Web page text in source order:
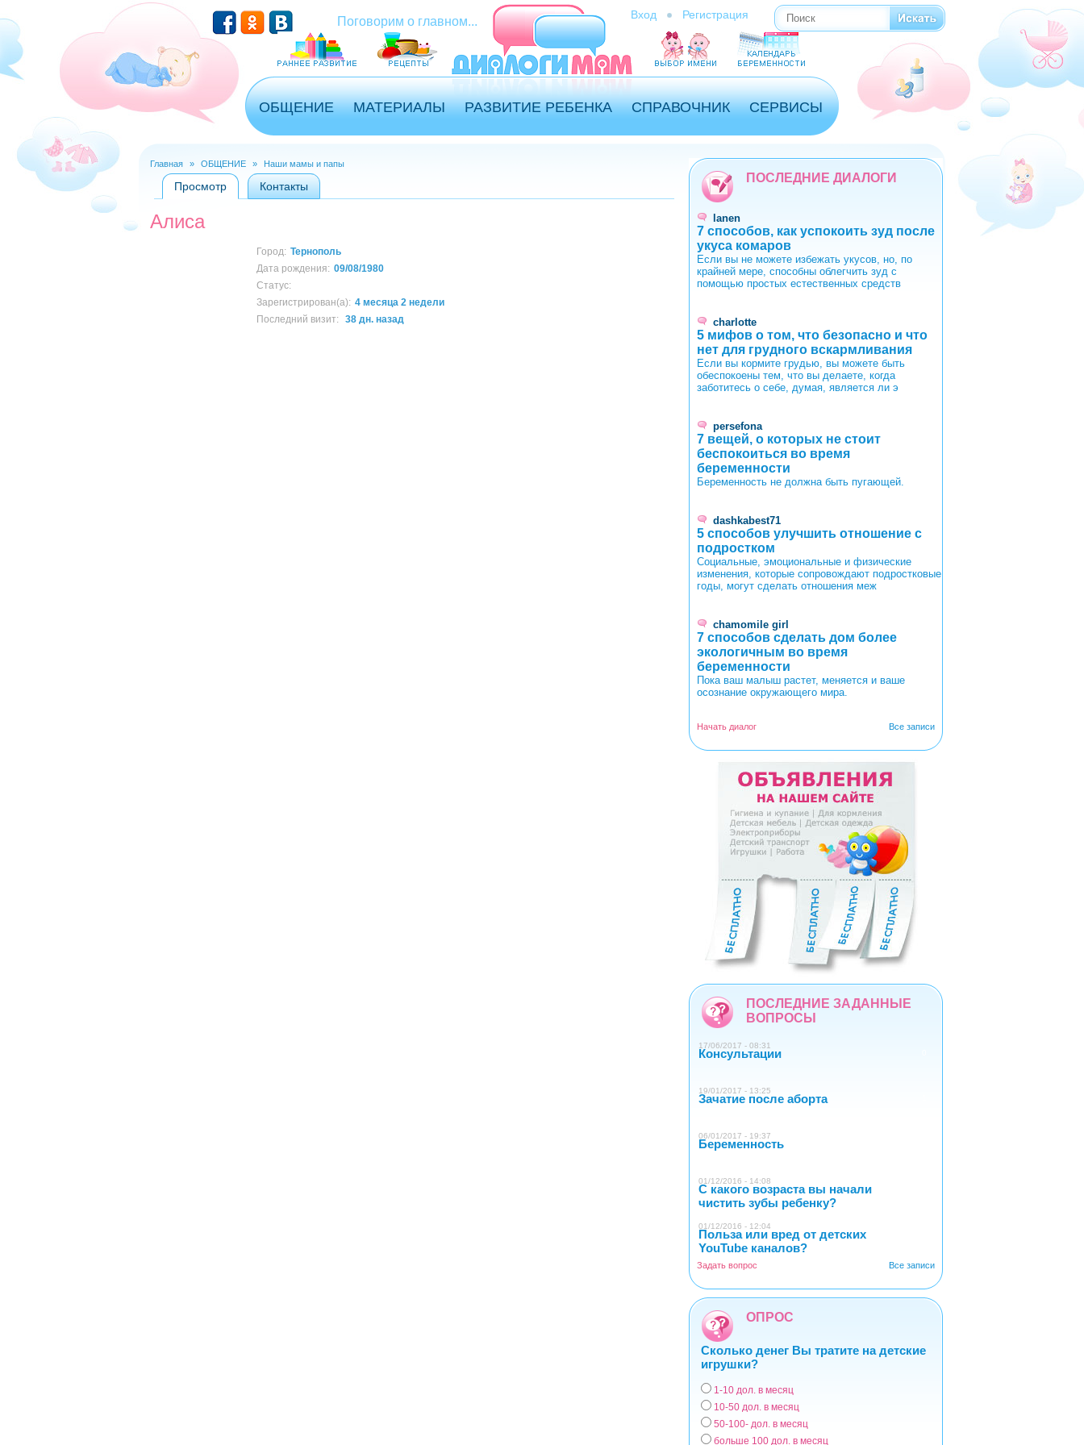
Перейти к основному содержанию
Поговорим о главном... Вход Регистрация Форма поиска
Поиск
ОБЩЕНИЕ МАТЕРИАЛЫ РАЗВИТИЕ РЕБЕНКА СПРАВОЧНИК СЕРВИСЫ
Вы здесь
Главная » ОБЩЕНИЕ » Наши мамы и папы
Главные вкладки
Просмотр (активная вкладка)
Контакты
Алиса
Город: Тернополь
Дата рождения: 09/08/1980
Статус:
Зарегистрирован(а): 4 месяца 2 недели
Последний визит:
38 дн. назад
ПОСЛЕДНИЕ ДИАЛОГИ
lanen
7 способов, как успокоить зуд после
укуса комаров
Если вы не можете избежать укусов, но, по
крайней мере, способны облегчить зуд с
помощью простых естественных средств
charlotte
5 мифов о том, что безопасно и что
нет для грудного вскармливания
Если вы кормите грудью, вы можете быть
обеспокоены тем, что вы делаете, когда
заботитесь о себе, думая, является ли э
persefona
7 вещей, о которых не стоит
беспокоиться во время
беременности
Беременность не должна быть пугающей.
dashkabest71
5 способов улучшить отношение с
подростком
Социальные, эмоциональные и физические
изменения, которые сопровождают подростковые
годы, могут сделать отношения меж
chamomile girl
7 способов сделать дом более
экологичным во время
беременности
Пока ваш малыш растет, меняется и ваше
осознание окружающего мира.
Все записи
Начать диалог
0123456789
ПОСЛЕДНИЕ ЗАДАННЫЕ
ВОПРОСЫ
17/06/2017 - 08:31
Консультации
19/01/2017 - 13:25
Зачатие после аборта
06/01/2017 - 19:37
Беременность
01/12/2016 - 14:08
С какого возраста вы начали
чистить зубы ребенку?
01/12/2016 - 12:04
Польза или вред от детских
YouTube каналов?
Все записи
Задать вопрос
ОПРОС
Сколько денег Вы тратите на детские
игрушки?
Варианты
1-10 дол. в месяц
10-50 дол. в месяц
50-100- дол. в месяц
больше 100 дол. в месяц